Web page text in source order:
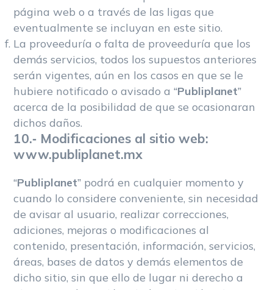
página web o a través de las ligas que
eventualmente se incluyan en este sitio.
La proveeduría o falta de proveeduría que los
demás servicios, todos los supuestos anteriores
serán vigentes, aún en los casos en que se le
hubiere notificado o avisado a “Publiplanet”
acerca de la posibilidad de que se ocasionaran
dichos daños.
10.- Modificaciones al sitio web:
www.publiplanet.mx
“Publiplanet” podrá en cualquier momento y
cuando lo considere conveniente, sin necesidad
de avisar al usuario, realizar correcciones,
adiciones, mejoras o modificaciones al
contenido, presentación, información, servicios,
áreas, bases de datos y demás elementos de
dicho sitio, sin que ello de lugar ni derecho a